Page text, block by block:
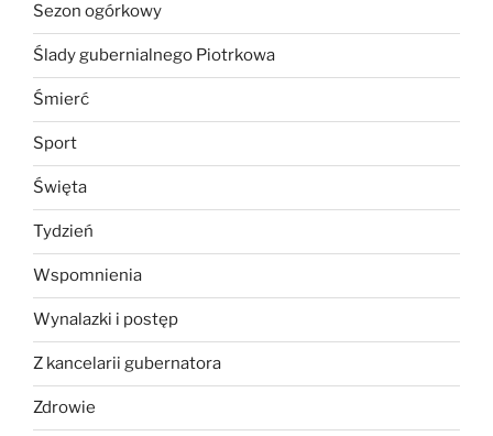
Sezon ogórkowy
Ślady gubernialnego Piotrkowa
Śmierć
Sport
Święta
Tydzień
Wspomnienia
Wynalazki i postęp
Z kancelarii gubernatora
Zdrowie